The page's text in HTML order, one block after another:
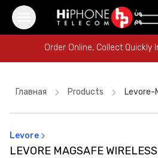
iPhone Case
Order Online, Collect Quickly
iPhone 16 Pro Max
Order Online, Collect Quickly
Главная Products
Levore
LEVORE MAGSAFE